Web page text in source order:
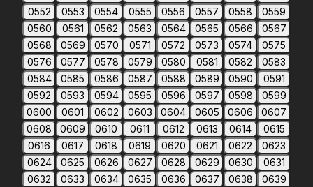
0552
0553 0554 0555 0556 0557 0558
0559
0560
0561 0562 0563 0564 0565 0566
0567
0568
0569 0570 0571 0572 0573 0574
0575
0576
0577 0578 0579 0580 0581 0582
0583
0584
0585 0586 0587 0588 0589 0590
0591
0592
0593 0594 0595 0596 0597 0598
0599
0600
0601 0602 0603 0604 0605 0606
0607
0608
0609 0610 0611 0612 0613 0614
0615
0616
0617 0618 0619 0620 0621 0622
0623
0624
0625 0626 0627 0628 0629 0630
0631
0632
0633 0634 0635 0636 0637 0638
0639